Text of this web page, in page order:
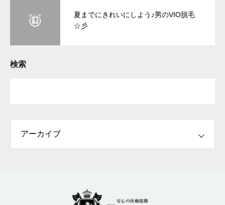
夏までにきれいにしよう♪男のVIO脱毛
☆彡
検索